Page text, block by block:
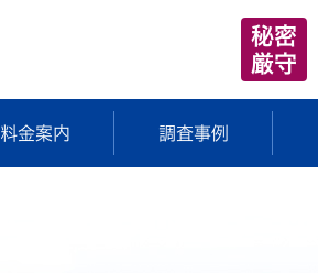
秘密
厳守
料金案内 調査事例